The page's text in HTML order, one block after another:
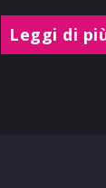
Leggi di